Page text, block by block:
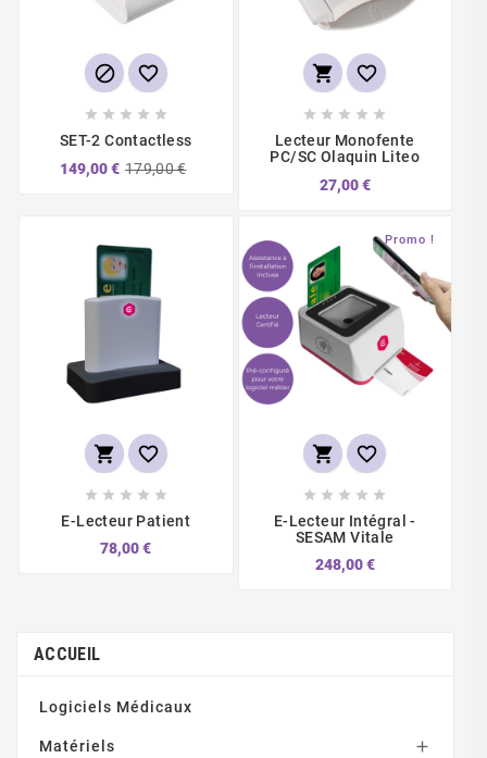
 
    
SET-2 Contactless
149,00 € 179,00 €
 
    
Lecteur Monofente
PC/SC Olaquin Liteo
27,00 €
 
    
E-Lecteur Patient
78,00 €
Promo !
 
    
E-Lecteur Intégral -
SESAM Vitale
248,00 €
ACCUEIL
Logiciels Médicaux
Matériels 